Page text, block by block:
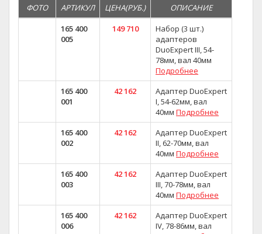
ФОТО АРТИКУЛ ЦЕНА(РУБ.)
ОПИСАНИЕ
165 400
005
149 710
Набор (3 шт.)
адаптеров
DuoExpert III, 54-
78мм, вал 40мм
Подробнее
165 400
001
42 162
Адаптер DuoExpert
I, 54-62мм, вал
40мм Подробнее
165 400
002
42 162
Адаптер DuoExpert
II, 62-70мм, вал
40мм Подробнее
165 400
003
42 162
Адаптер DuoExpert
III, 70-78мм, вал
40мм Подробнее
165 400
006
42 162
Адаптер DuoExpert
IV, 78-86мм, вал